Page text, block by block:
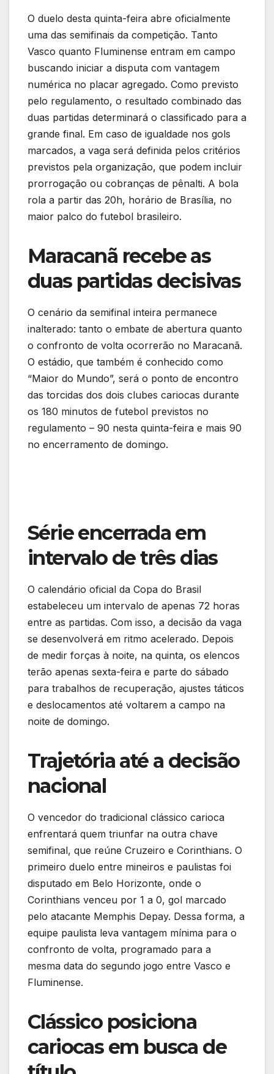
O duelo desta quinta-feira abre oficialmente
uma das semifinais da competição. Tanto
Vasco quanto Fluminense entram em campo
buscando iniciar a disputa com vantagem
numérica no placar agregado. Como previsto
pelo regulamento, o resultado combinado das
duas partidas determinará o classificado para a
grande final. Em caso de igualdade nos gols
marcados, a vaga será definida pelos critérios
previstos pela organização, que podem incluir
prorrogação ou cobranças de pênalti. A bola
rola a partir das 20h, horário de Brasília, no
maior palco do futebol brasileiro.
Maracanã recebe as
duas partidas decisivas
O cenário da semifinal inteira permanece
inalterado: tanto o embate de abertura quanto
o confronto de volta ocorrerão no Maracanã.
O estádio, que também é conhecido como
“Maior do Mundo”, será o ponto de encontro
das torcidas dos dois clubes cariocas durante
os 180 minutos de futebol previstos no
regulamento – 90 nesta quinta-feira e mais 90
no encerramento de domingo.
Série encerrada em
intervalo de três dias
O calendário oficial da Copa do Brasil
estabeleceu um intervalo de apenas 72 horas
entre as partidas. Com isso, a decisão da vaga
se desenvolverá em ritmo acelerado. Depois
de medir forças à noite, na quinta, os elencos
terão apenas sexta-feira e parte do sábado
para trabalhos de recuperação, ajustes táticos
e deslocamentos até voltarem a campo na
noite de domingo.
Trajetória até a decisão
nacional
O vencedor do tradicional clássico carioca
enfrentará quem triunfar na outra chave
semifinal, que reúne Cruzeiro e Corinthians. O
primeiro duelo entre mineiros e paulistas foi
disputado em Belo Horizonte, onde o
Corinthians venceu por 1 a 0, gol marcado
pelo atacante Memphis Depay. Dessa forma, a
equipe paulista leva vantagem mínima para o
confronto de volta, programado para a
mesma data do segundo jogo entre Vasco e
Fluminense.
Clássico posiciona
cariocas em busca de